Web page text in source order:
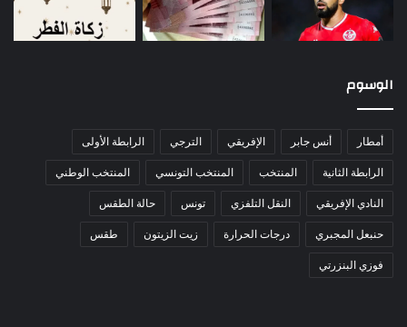
الوسوم
أمطار أنس جابر الإفريقي الترجي الرابطة الأولى
الرابطة الثانية المنتخب المنتخب التونسي المنتخب الوطني
النادي الإفريقي النقل التلفزي تونس حالة الطقس
حنبعل المجبري درجات الحرارة زيت الزيتون طقس
فوزي البنزرتي